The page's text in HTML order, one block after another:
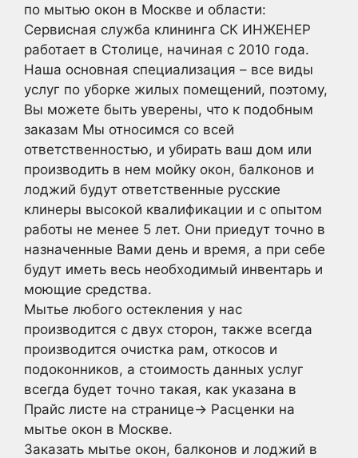
по мытью окон в Москве и области:
Сервисная служба клининга СК ИНЖЕНЕР
работает в Столице, начиная с 2010 года.
Наша основная специализация – все виды
услуг по уборке жилых помещений, поэтому,
Вы можете быть уверены, что к подобным
заказам Мы относимся со всей
ответственностью, и убирать ваш дом или
производить в нем мойку окон, балконов и
лоджий будут ответственные русские
клинеры высокой квалификации и с опытом
работы не менее 5 лет. Они приедут точно в
назначенные Вами день и время, а при себе
будут иметь весь необходимый инвентарь и
моющие средства.
Мытье любого остекления у нас
производится с двух сторон, также всегда
производится очистка рам, откосов и
подоконников, а стоимость данных услуг
всегда будет точно такая, как указана в
Прайс листе на странице-> Расценки на
мытье окон в Москве.
Заказать мытье окон, балконов и лоджий в